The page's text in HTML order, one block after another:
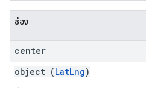
ช่อง
center
object (LatLng)